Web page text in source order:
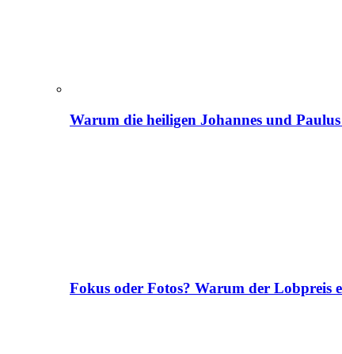
Warum die heiligen Johannes und
Fokus oder Fotos? Warum der Lobpreis